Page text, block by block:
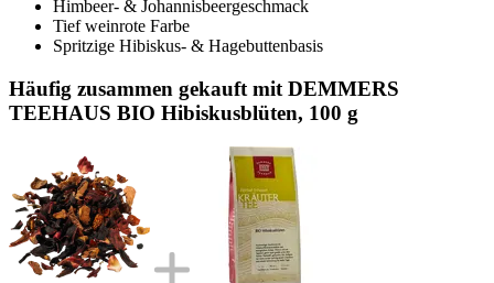
Himbeer- & Johannisbeergeschmack
Tief weinrote Farbe
Spritzige Hibiskus- & Hagebuttenbasis
Häufig zusammen gekauft mit DEMMERS
TEEHAUS BIO Hibiskusblüten, 100 g